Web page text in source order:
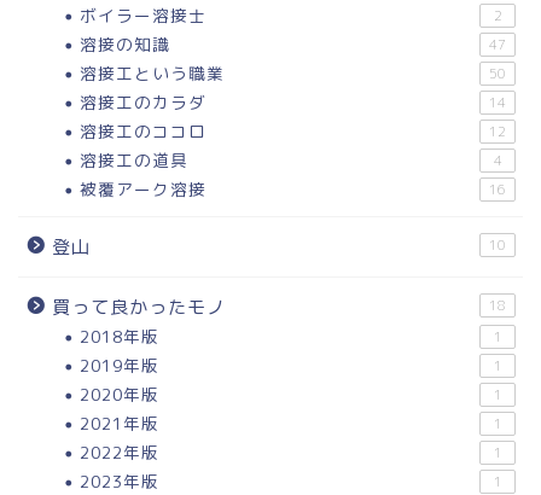
ボイラー溶接士 2
溶接の知識 47
溶接工という職業 50
溶接工のカラダ 14
溶接工のココロ 12
溶接工の道具 4
被覆アーク溶接 16
登山 10
買って良かったモノ 18
2018年版 1
2019年版 1
2020年版 1
2021年版 1
2022年版 1
2023年版 1